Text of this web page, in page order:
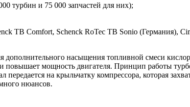
турбин и 75 000 запчастей для них);
TB Comfort, Schenck RoTec TB Sonio (Германия),
насыщения топливной смеси
мощность двигателя. Принцип работы
на крыльчатку компрессора, которая
нюансов.